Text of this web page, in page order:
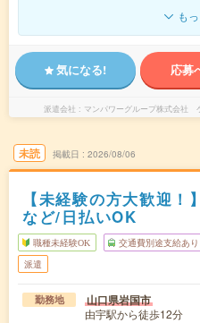
も
気になる! 応募
派遣会社 マンパワーグループ株式会社
未読 掲載日 2026/08/06
【未経験の方大歓迎
など/日払いOK
職種未経験OK 交通費別途支給あり
派遣
勤務地 山口県岩国市
由宇駅から徒歩12分